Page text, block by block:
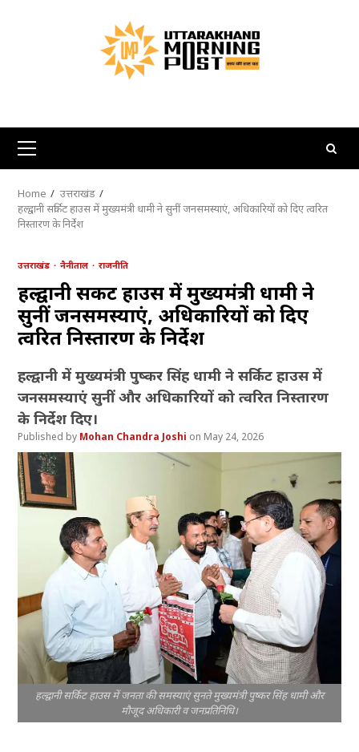
Primary
Menu
Home
उत्तराखंड
हल्द्वानी सर्किट हाउस में मुख्यमंत्री धामी ने सुनीं जनसमस्याएं, अधिकारियों को दिए त्वरित
निस्तारण के निर्देश
उत्तराखंड नैनीताल राजनीति
हल्द्वानी सर्किट हाउस में मुख्यमंत्री धामी ने
सुनीं जनसमस्याएं, अधिकारियों को दिए
त्वरित निस्तारण के निर्देश
हल्द्वानी में मुख्यमंत्री पुष्कर सिंह धामी ने सर्किट हाउस में
जनसमस्याएं सुनीं और अधिकारियों को त्वरित निस्तारण
के निर्देश दिए।
Mohan Chandra Joshi May 24, 2026
हल्द्वानी सर्किट हाउस में जनता की समस्याएं सुनते मुख्यमंत्री पुष्कर सिंह धामी और
मौजूद अधिकारी व जनप्रतिनिधि।